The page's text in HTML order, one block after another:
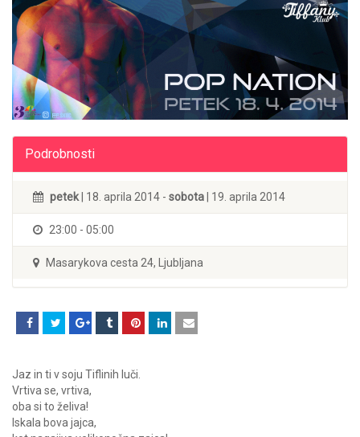
Podrobnosti
petek| 18. aprila 2014 - sobota | 19. aprila 2014
23:00 - 05:00
Masarykova cesta 24, Ljubljana
Jaz in ti v soju Tiflinih luči.
Vrtiva se, vrtiva,
oba si to želiva!
Iskala bova jajca,